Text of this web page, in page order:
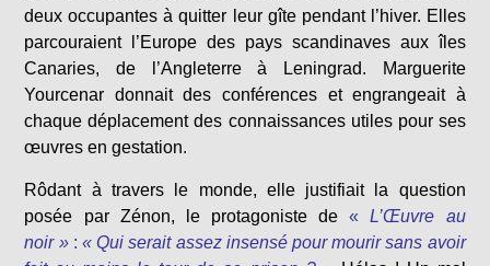
deux occupantes à quitter leur gîte pendant l’hiver. Elles
parcouraient l’Europe des pays scandinaves aux îles
Canaries, de l’Angleterre à Leningrad. Marguerite
Yourcenar donnait des conférences et engrangeait à
chaque déplacement des connaissances utiles pour ses
œuvres en gestation.
Rôdant à travers le monde, elle justifiait la question
posée par Zénon, le protagoniste de «L’Œuvre au
noir »:« Qui serait assez insensé pour mourir sans avoir